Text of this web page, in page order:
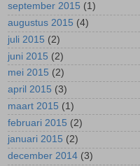
september 2015 (1)
augustus 2015 (4)
juli 2015 (2)
juni 2015 (2)
mei 2015 (2)
april 2015 (3)
maart 2015 (1)
februari 2015 (2)
januari 2015 (2)
december 2014 (3)